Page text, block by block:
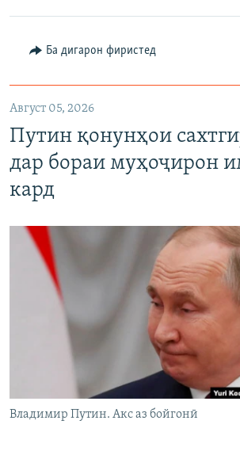
Ба дигарон фиристед
Август 05, 2026
Путин қонунҳои
дар бораи муҳоҷирон
кард
Владимир Путин. Акс аз бойгонӣ